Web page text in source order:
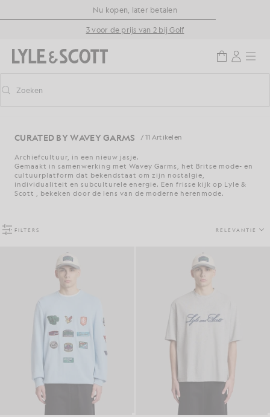
Ga naar de hoofdinhoud
Informatie over toegankelijkheid
Nu kopen, later betalen
3 voor de prijs van 2 bij Golf
Voorspellend zoeken in- of uitschakelen
Zoeken
CURATED BY WAVEY GARMS / 11 Artikelen
Archiefcultuur, in een nieuw jasje.
Gemaakt in samenwerking met Wavey Garms, het Britse mode- en
cultuurplatform dat bekendstaat om zijn nostalgie,
individualiteit en subculturele energie. Een frisse kijk op Lyle &
Scott , bekeken door de lens van de moderne herenmode.
FILTERS RELEVANTIE